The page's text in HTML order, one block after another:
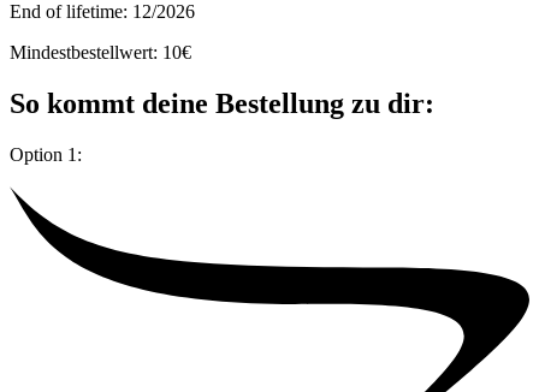
End of lifetime: 12/2026
Mindestbestellwert: 10€
So kommt deine Bestellung zu dir:
Option 1: